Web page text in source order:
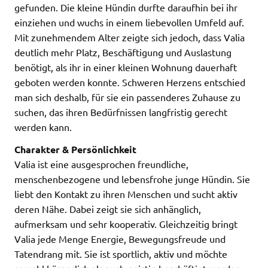
gefunden. Die kleine Hündin durfte daraufhin bei ihr
einziehen und wuchs in einem liebevollen Umfeld auf.
Mit zunehmendem Alter zeigte sich jedoch, dass Valia
deutlich mehr Platz, Beschäftigung und Auslastung
benötigt, als ihr in einer kleinen Wohnung dauerhaft
geboten werden konnte. Schweren Herzens entschied
man sich deshalb, für sie ein passenderes Zuhause zu
suchen, das ihren Bedürfnissen langfristig gerecht
werden kann.
Charakter & Persönlichkeit
Valia ist eine ausgesprochen freundliche,
menschenbezogene und lebensfrohe junge Hündin. Sie
liebt den Kontakt zu ihren Menschen und sucht aktiv
deren Nähe. Dabei zeigt sie sich anhänglich,
aufmerksam und sehr kooperativ. Gleichzeitig bringt
Valia jede Menge Energie, Bewegungsfreude und
Tatendrang mit. Sie ist sportlich, aktiv und möchte